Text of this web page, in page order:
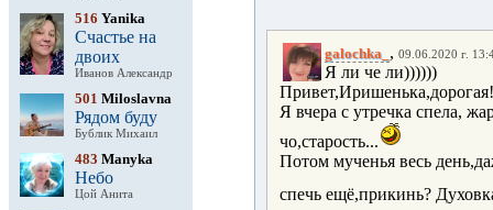
516 Yanika
Счастье на
двоих
Иванов Александр
501 Miloslavna
Рядом буду
Бублик Михаил
483 Manyka
Небо
Цой Анита
galochka_ , 09.06.2020 г.
Я ли че ли))))))
Привет,Иришенька,дорогая!
Я вчера с утречка спела,
чо,старость...
Потом мученья весь
спечь ещё,прикинь?